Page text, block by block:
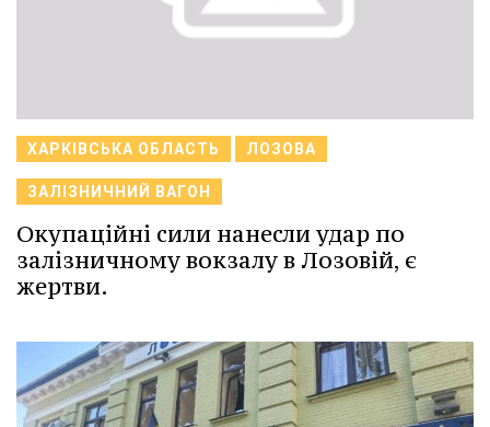
ХАРКІВСЬКА ОБЛАСТЬ ЛОЗОВА
ЗАЛІЗНИЧНИЙ ВАГОН
Окупаційні сили нанесли удар по
залізничному вокзалу в Лозовій, є
жертви.